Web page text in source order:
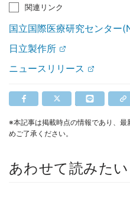
関連リンク
国立国際医療研究センター
日立製作所
ニュースリリース
※本記事は掲載時点の情報であり、
めご了承ください。
あわせて読みたい